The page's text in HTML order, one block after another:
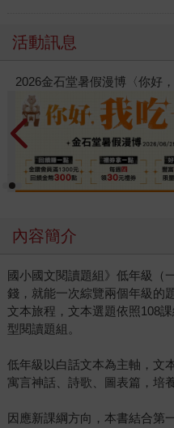
活動訊息
金石堂2026海
內容簡介
國小國文閱讀題組》低年級（
錢，就能一次綜覽兩個年級的
文本旅程，文本選題依照108
型閱讀題組。
低年級以白話文本為主軸，文
寓言神話、詩歌、圖表篇，培
因應新課綱方向，本書結合第